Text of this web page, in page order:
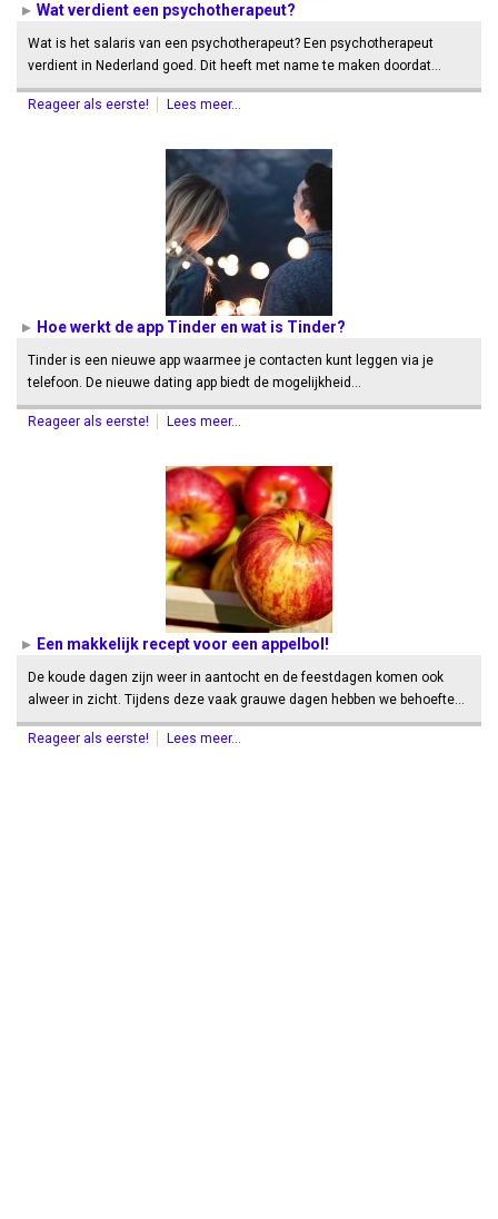
Wat verdient een psychotherapeut?
Wat is het salaris van een psychotherapeut? Een psychotherapeut
verdient in Nederland goed. Dit heeft met name te maken doordat…
Reageer als eerste! Lees meer...
Hoe werkt de app Tinder en wat is Tinder?
Tinder is een nieuwe app waarmee je contacten kunt leggen via je
telefoon. De nieuwe dating app biedt de mogelijkheid…
Reageer als eerste! Lees meer...
Een makkelijk recept voor een appelbol!
De koude dagen zijn weer in aantocht en de feestdagen komen ook
alweer in zicht. Tijdens deze vaak grauwe dagen hebben we behoefte…
Reageer als eerste! Lees meer...